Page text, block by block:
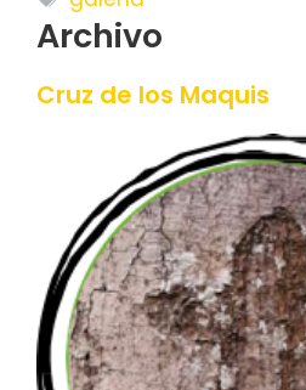
Archivo
Cruz de los Maquis